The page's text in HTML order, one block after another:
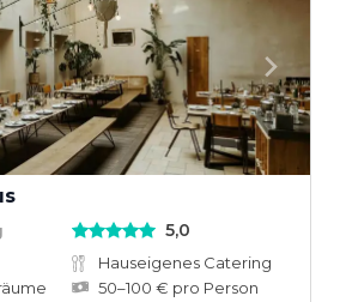
5,0
Hauseigenes Catering
50–100 € pro Person